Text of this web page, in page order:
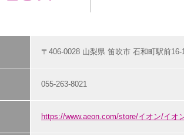
〒406-0028 山梨県 笛吹市 石和町駅前16-
055-263-8021
https://www.aeon.com/store/イオン/イオ